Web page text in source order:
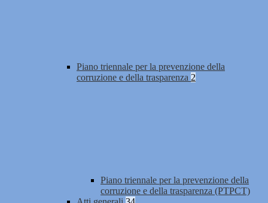
Piano triennale per la prevenzione della
corruzione e della trasparenza 2
Piano triennale per la prevenzione della
corruzione e della trasparenza (PTPCT)